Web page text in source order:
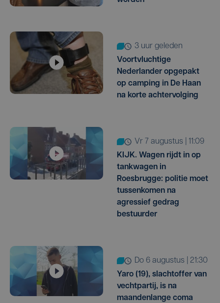
3 uur geleden
Voortvluchtige
Nederlander opgepakt
op camping in De Haan
na korte achtervolging
vr 7 augustus | 11:09
KIJK. Wagen rijdt in op
tankwagen in
Roesbrugge: politie moet
tussenkomen na
agressief gedrag
bestuurder
do 6 augustus | 21:30
Yaro (19), slachtoffer van
vechtpartij, is na
maandenlange coma